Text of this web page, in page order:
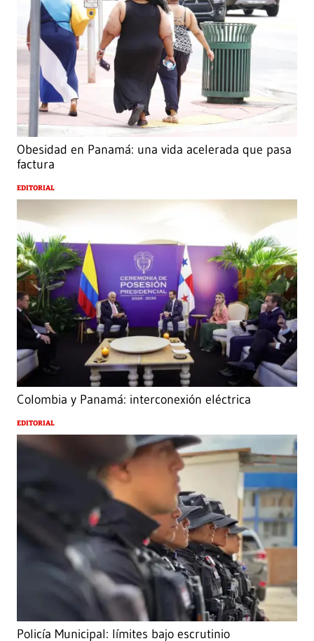
Obesidad en Panamá: una vida acelerada que pasa
factura
EDITORIAL
Colombia y Panamá: interconexión eléctrica
EDITORIAL
Policía Municipal: límites bajo escrutinio